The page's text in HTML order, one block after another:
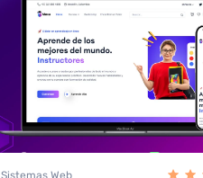
Sistemas Web